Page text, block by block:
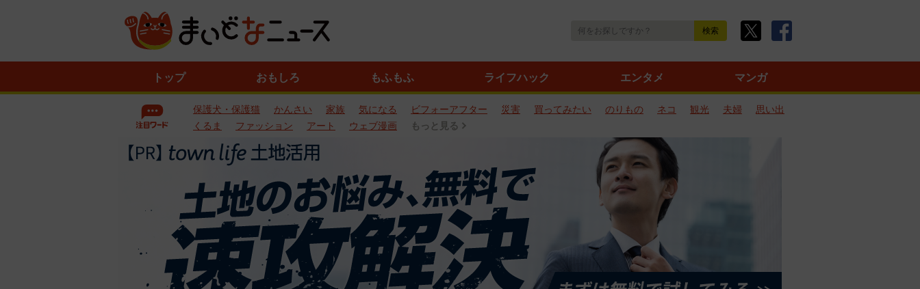
トップ おもしろ もふもふ ライフハック エンタメ マンガ
保護犬・保護猫 かんさい 家族 気になる ビフォーアフター 災害 買ってみたい のりもの ネコ 観光 夫婦
思い出
くるま
ファッション アート ウェブ漫画 もっと見る